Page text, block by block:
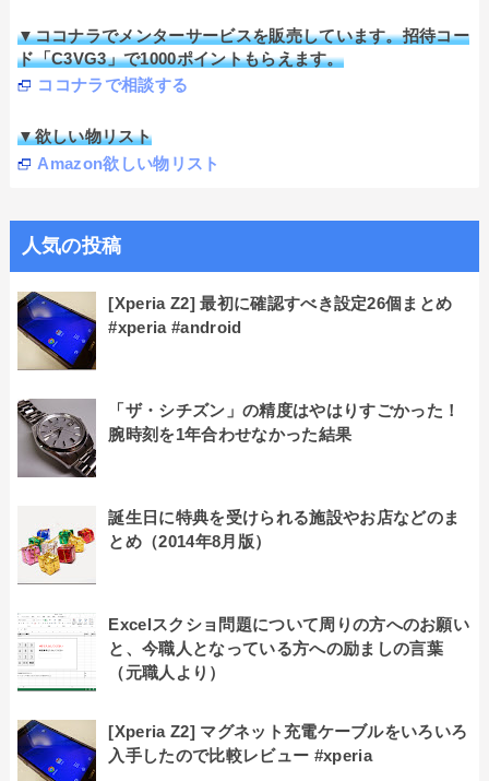
▼ココナラでメンターサービスを販売しています。招待コー
ド「C3VG3」で1000ポイントもらえます。
ココナラで相談する
▼欲しい物リスト
Amazon欲しい物リスト
人気の投稿
[Xperia Z2] 最初に確認すべき設定26個まとめ
#xperia #android
「ザ・シチズン」の精度はやはりすごかった！
腕時刻を1年合わせなかった結果
誕生日に特典を受けられる施設やお店などのま
とめ（2014年8月版）
Excelスクショ問題について周りの方へのお願い
と、今職人となっている方への励ましの言葉
（元職人より）
[Xperia Z2] マグネット充電ケーブルをいろいろ
入手したので比較レビュー #xperia